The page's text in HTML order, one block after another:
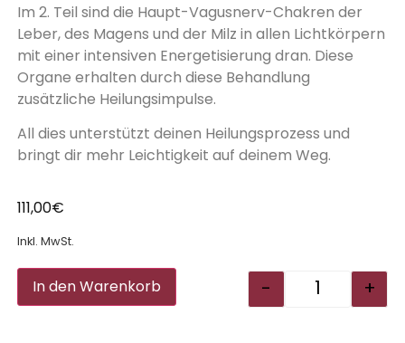
Im 2. Teil sind die Haupt-Vagusnerv-Chakren der
Leber, des Magens und der Milz in allen Lichtkörpern
mit einer intensiven Energetisierung dran. Diese
Organe erhalten durch diese Behandlung
zusätzliche Heilungsimpulse.
All dies unterstützt deinen Heilungsprozess und
bringt dir mehr Leichtigkeit auf deinem Weg.
111,00€
Inkl. MwSt.
- +
In den Warenkorb Alternative: